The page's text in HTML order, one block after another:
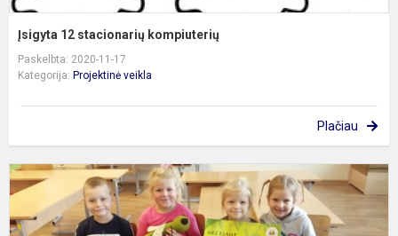
Įsigyta 12 stacionarių kompiuterių
Paskelbta: 2020-11-17
Kategorija: Projektinė veikla
Plačiau